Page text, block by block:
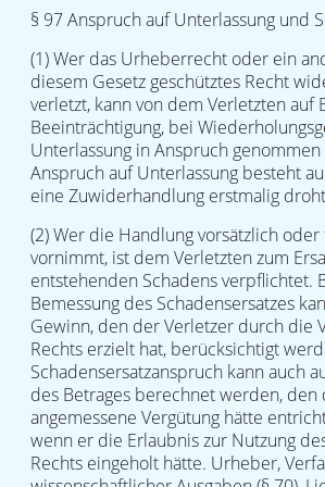
§ 97 Anspruch auf Unterlassung und
(1) Wer das Urheberrecht oder ein
diesem Gesetz geschütztes Recht
verletzt, kann von dem Verletzten auf
Beeinträchtigung, bei
Unterlassung in Anspruch
Anspruch auf Unterlassung besteht
eine Zuwiderhandlung erstmalig
(2) Wer die Handlung vorsätzlich oder
vornimmt, ist dem Verletzten zum
entstehenden Schadens verpflichtet.
Bemessung des Schadensersatzes
Gewinn, den der Verletzer durch die
Rechts erzielt hat, berücksichtigt
Schadensersatzanspruch kann auch
des Betrages berechnet werden, den
angemessene Vergütung hätte
wenn er die Erlaubnis zur Nutzung
Rechts eingeholt hätte. Urheber,